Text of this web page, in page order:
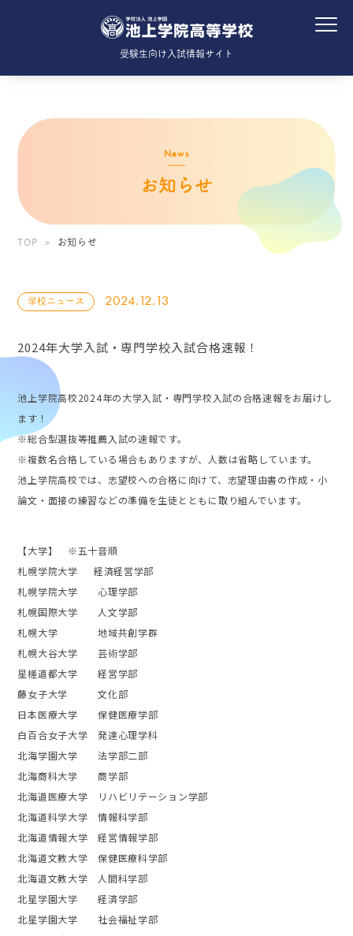
受験生向け入試情報サイト
News
お知らせ
TOP お知らせ
学校ニュース 2024.12.13
2024年大学入試・専門学校入試合格速報！
池上学院高校2024年の大学入試・専門学校入試の合格速報をお届けし
ます！
※総合型選抜等推薦入試の速報です。
※複数名合格している場合もありますが、人数は省略しています。
池上学院高校では、志望校への合格に向けて、志望理由書の作成・小
論文・面接の練習などの準備を生徒とともに取り組んでいます。
【大学】 ※五十音順
札幌学院大学 経済経営学部
札幌学院大学 心理学部
札幌国際大学 人文学部
札幌大学 地域共創学群
札幌大谷大学 芸術学部
星槎道都大学 経営学部
藤女子大学 文化部
日本医療大学 保健医療学部
白百合女子大学 発達心理学科
北海学園大学 法学部二部
北海商科大学 商学部
北海道医療大学 リハビリテーション学部
北海道科学大学 情報科学部
北海道情報大学 経営情報学部
北海道文教大学 保健医療科学部
北海道文教大学 人間科学部
北星学園大学 経済学部
北星学園大学 社会福祉学部